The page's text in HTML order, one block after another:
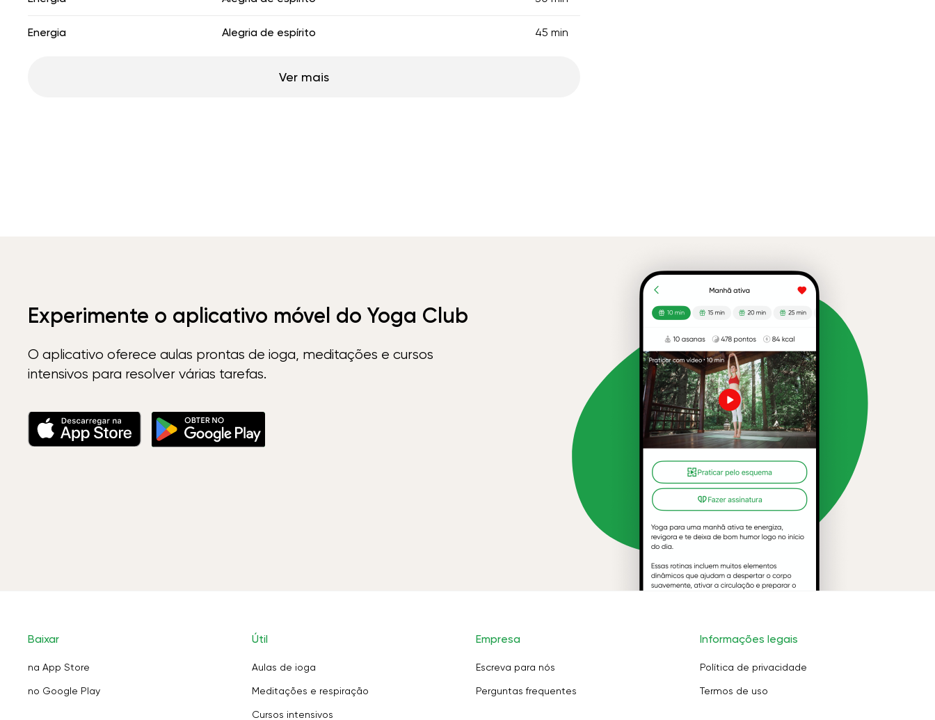
Energia Alegria de espírito 45 min
Ver mais
Experimente o aplicativo móvel do Yoga Club
O aplicativo oferece aulas prontas de ioga, meditações e cursos
intensivos para resolver várias tarefas.
Baixar
na App Store
no Google Play
Útil
Aulas de ioga
Meditações e respiração
Cursos intensivos
Empresa
Escreva para nós
Perguntas frequentes
Informações legais
Política de privacidade
Termos de uso